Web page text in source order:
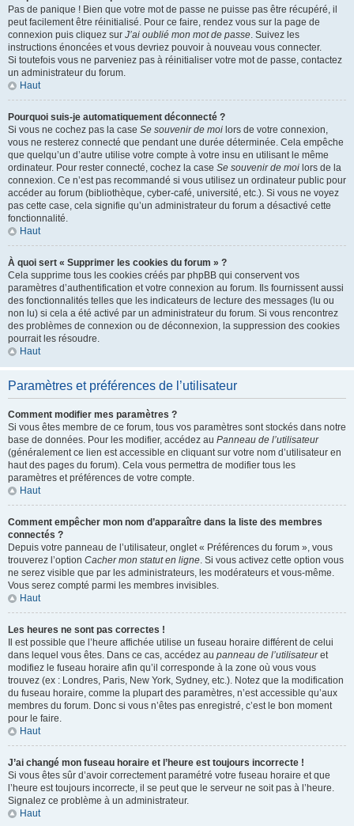
Pas de panique ! Bien que votre mot de passe ne puisse pas être récupéré, il
peut facilement être réinitialisé. Pour ce faire, rendez vous sur la page de
connexion puis cliquez sur J’ai oublié mon mot de passe. Suivez les
instructions énoncées et vous devriez pouvoir à nouveau vous connecter.
Si toutefois vous ne parveniez pas à réinitialiser votre mot de passe, contactez
un administrateur du forum.
Haut
Pourquoi suis-je automatiquement déconnecté ?
Si vous ne cochez pas la case Se souvenir de moi lors de votre connexion,
vous ne resterez connecté que pendant une durée déterminée. Cela empêche
que quelqu’un d’autre utilise votre compte à votre insu en utilisant le même
ordinateur. Pour rester connecté, cochez la case Se souvenir de moi lors de la
connexion. Ce n’est pas recommandé si vous utilisez un ordinateur public pour
accéder au forum (bibliothèque, cyber-café, université, etc.). Si vous ne voyez
pas cette case, cela signifie qu’un administrateur du forum a désactivé cette
fonctionnalité.
Haut
À quoi sert « Supprimer les cookies du forum » ?
Cela supprime tous les cookies créés par phpBB qui conservent vos
paramètres d’authentification et votre connexion au forum. Ils fournissent aussi
des fonctionnalités telles que les indicateurs de lecture des messages (lu ou
non lu) si cela a été activé par un administrateur du forum. Si vous rencontrez
des problèmes de connexion ou de déconnexion, la suppression des cookies
pourrait les résoudre.
Haut
Paramètres et préférences de l’utilisateur
Comment modifier mes paramètres ?
Si vous êtes membre de ce forum, tous vos paramètres sont stockés dans notre
base de données. Pour les modifier, accédez au Panneau de l’utilisateur
(généralement ce lien est accessible en cliquant sur votre nom d’utilisateur en
haut des pages du forum). Cela vous permettra de modifier tous les
paramètres et préférences de votre compte.
Haut
Comment empêcher mon nom d’apparaître dans la liste des membres
connectés ?
Depuis votre panneau de l’utilisateur, onglet « Préférences du forum », vous
trouverez l’option Cacher mon statut en ligne. Si vous activez cette option vous
ne serez visible que par les administrateurs, les modérateurs et vous-même.
Vous serez compté parmi les membres invisibles.
Haut
Les heures ne sont pas correctes !
Il est possible que l’heure affichée utilise un fuseau horaire différent de celui
dans lequel vous êtes. Dans ce cas, accédez au panneau de l’utilisateuret
modifiez le fuseau horaire afin qu’il corresponde à la zone où vous vous
trouvez (ex : Londres, Paris, New York, Sydney, etc.). Notez que la modification
du fuseau horaire, comme la plupart des paramètres, n’est accessible qu’aux
membres du forum. Donc si vous n’êtes pas enregistré, c’est le bon moment
pour le faire.
Haut
J’ai changé mon fuseau horaire et l’heure est toujours incorrecte !
Si vous êtes sûr d’avoir correctement paramétré votre fuseau horaire et que
l’heure est toujours incorrecte, il se peut que le serveur ne soit pas à l’heure.
Signalez ce problème à un administrateur.
Haut